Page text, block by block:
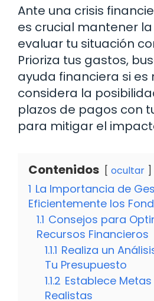
Ante una crisis
es crucial mantener
evaluar tu situación
Prioriza tus gastos,
ayuda financiera si es
considera la
plazos de pagos con
para mitigar el
Contenidos ocultar
1 La Importancia de
Eficientemente los
1.1 Consejos para
Recursos Financieros
1.1.1 Realiza un
Tu Presupuesto
1.1.2 Establece
Realistas